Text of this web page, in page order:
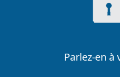
Parlez-en à